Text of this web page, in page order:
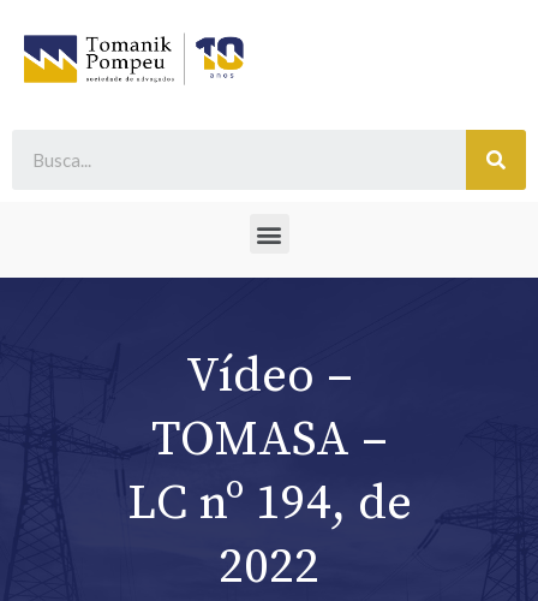
Vídeo –
TOMASA –
LC nº 194, de
2022